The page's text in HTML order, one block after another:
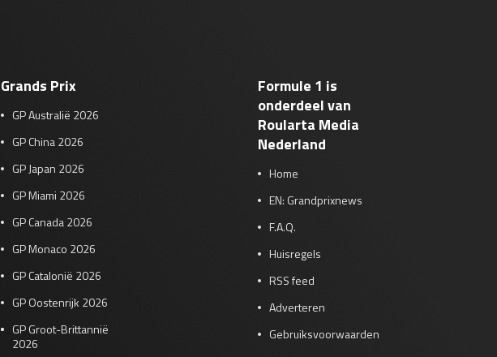
Grands Prix
GP Australië 2026
GP China 2026
GP Japan 2026
GP Miami 2026
GP Canada 2026
GP Monaco 2026
GP Catalonië 2026
GP Oostenrijk 2026
GP Groot-Brittannië
2026
Formule 1 is
onderdeel van
Roularta Media
Nederland
Home
EN: Grandprixnews
F.A.Q.
Huisregels
RSS feed
Adverteren
Gebruiksvoorwaarden